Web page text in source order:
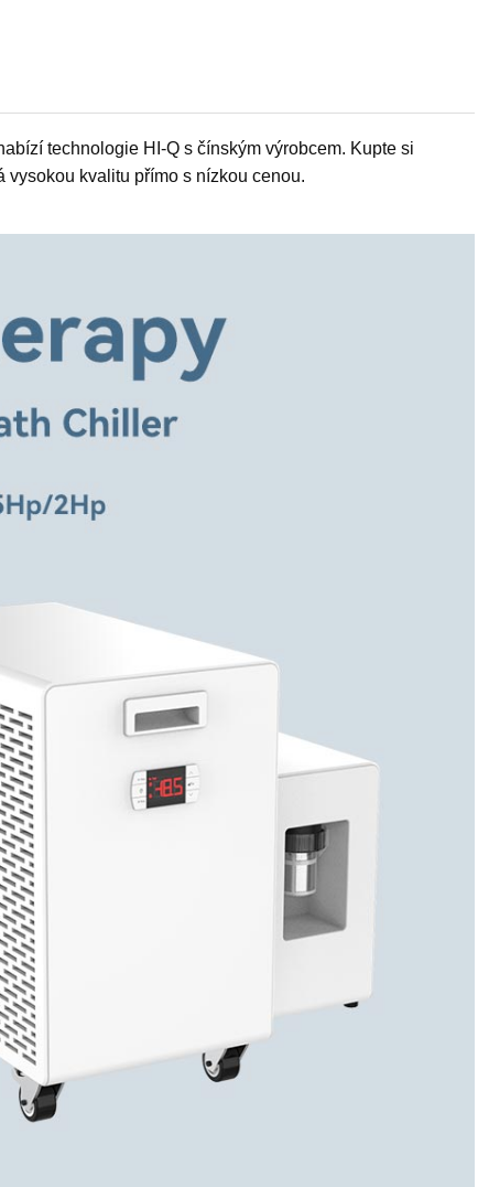
technologie HI-Q s čínským výrobcem. Kupte si
kvalitu přímo s nízkou cenou.